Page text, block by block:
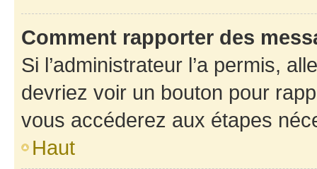
Comment rapporter des
Si l’administrateur l’a permis,
devriez voir un bouton pour
vous accéderez aux étapes
Haut